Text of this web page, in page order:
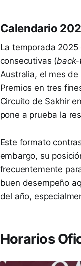
Calendario
La temporada 2025
consecutivas (
Australia, el mes
Premios en tres
Circuito de Sakhir
pone a prueba la
Este formato
embargo, su
frecuentemente
buen desempeño
del año,
Horarios